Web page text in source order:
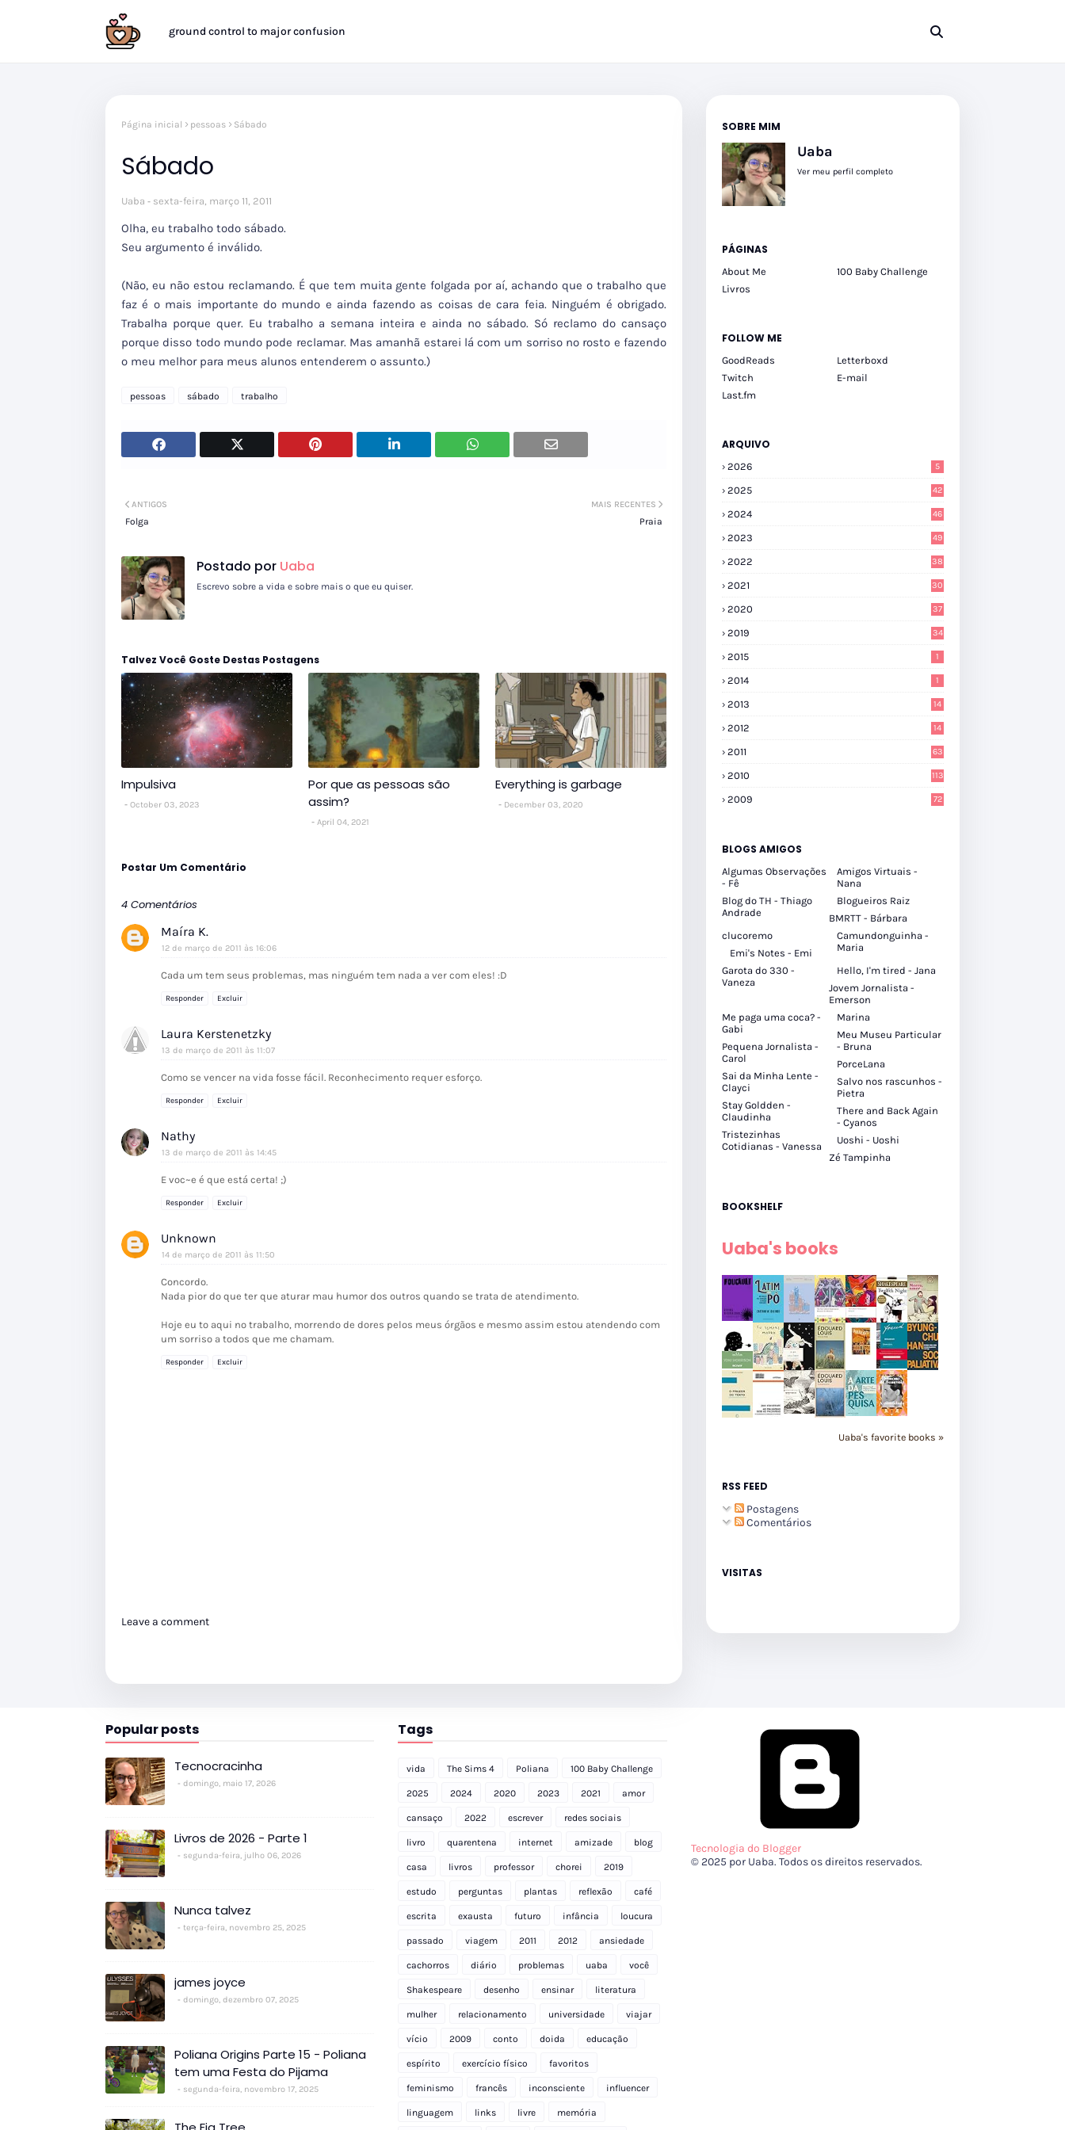
ground control to major confusion
Página inicial pessoas Sábado
Sábado
Uaba sexta-feira, março 11, 2011
Olha, eu trabalho todo sábado.
Seu argumento é inválido.
(Não, eu não estou reclamando. É que tem muita gente folgada por aí, achando que o trabalho que
faz é o mais importante do mundo e ainda fazendo as coisas de cara feia. Ninguém é obrigado.
Trabalha porque quer. Eu trabalho a semana inteira e ainda no sábado. Só reclamo do cansaço
porque disso todo mundo pode reclamar. Mas amanhã estarei lá com um sorriso no rosto e fazendo
o meu melhor para meus alunos entenderem o assunto.)
pessoas sábado trabalho
MAIS RECENTES
Praia
ANTIGOS
Folga
Postado por Uaba
Escrevo sobre a vida e sobre mais o que eu quiser.
Talvez Você Goste Destas Postagens
Impulsiva
October 03, 2023
Por que as pessoas são
assim?
April 04, 2021
Everything is garbage
December 03, 2020
Postar Um Comentário
4 Comentários
Maíra K.
12 de março de 2011 às 16:06
Cada um tem seus problemas, mas ninguém tem nada a ver com eles! :D
Responder Excluir
Laura Kerstenetzky
13 de março de 2011 às 11:07
Como se vencer na vida fosse fácil. Reconhecimento requer esforço.
Responder Excluir
Nathy
13 de março de 2011 às 14:45
E voc~e é que está certa! ;)
Responder Excluir
Unknown
14 de março de 2011 às 11:50
Concordo.
Nada pior do que ter que aturar mau humor dos outros quando se trata de atendimento.
Hoje eu to aqui no trabalho, morrendo de dores pelos meus órgãos e mesmo assim estou atendendo com
um sorriso a todos que me chamam.
Responder Excluir
Leave a comment
SOBRE MIM
Uaba
Ver meu perfil completo
PÁGINAS
About Me
100 Baby Challenge
Livros
FOLLOW ME
GoodReads
Letterboxd
Twitch
E-mail
Last.fm
ARQUIVO
2026 5
2025 42
2024 46
2023 49
2022 38
2021 30
2020 37
2019 34
2015 1
2014 1
2013 14
2012 14
2011 63
2010 113
2009 72
BLOGS AMIGOS
Algumas Observações
- Fê
Amigos Virtuais -
Nana
Blog do TH - Thiago
Andrade
Blogueiros Raiz
BMRTT - Bárbara
Camundonguinha -
Maria
clucoremo
Emi's Notes - Emi
Garota do 330 -
Vaneza
Hello, I'm tired - Jana
Jovem Jornalista -
Emerson
Marina
Me paga uma coca? -
Gabi
Meu Museu Particular
- Bruna
Pequena Jornalista -
Carol
PorceLana
Sai da Minha Lente -
Clayci
Salvo nos rascunhos -
Pietra
Stay Goldden -
Claudinha
There and Back Again
- Cyanos
Tristezinhas
Cotidianas - Vanessa
Uoshi - Uoshi
Zé Tampinha
BOOKSHELF
Uaba's books
Uaba's favorite books »
RSS FEED
Postagens
Comentários
VISITAS
Popular posts
Tecnocracinha
domingo, maio 17, 2026
Livros de 2026 - Parte 1
segunda-feira, julho 06, 2026
Nunca talvez
terça-feira, novembro 25, 2025
james joyce
domingo, dezembro 07, 2025
Poliana Origins Parte 15 - Poliana
tem uma Festa do Pijama
segunda-feira, novembro 17, 2025
Tags
vida The Sims 4 Poliana 100 Baby Challenge
2025 2024 2020 2023 2021 amor
cansaço 2022 escrever redes sociais
livro quarentena internet amizade blog
casa livros professor chorei 2019
estudo perguntas plantas reflexão café
escrita exausta futuro infância loucura
passado viagem 2011 2012 ansiedade
cachorros diário problemas uaba você
Shakespeare desenho ensinar literatura
mulher relacionamento universidade viajar
vício 2009 conto doida educação
espírito exercício físico favoritos
feminismo francês inconsciente influencer
linguagem links livre memória
Tecnologia do Blogger
© 2025 por Uaba. Todos os direitos reservados.